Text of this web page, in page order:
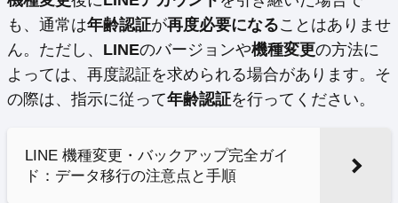
も、通常は年齢認証が再度必要になることはありませ
ん。ただし、 LINEのバージョンや機種変更の方法に
よっては、再度認証を求められる場合があります。そ
の際は、指示に従って年齢認証を行ってください。
LINE 機種変更・バックアップ完全ガイ
ド：データ移行の注意点と手順